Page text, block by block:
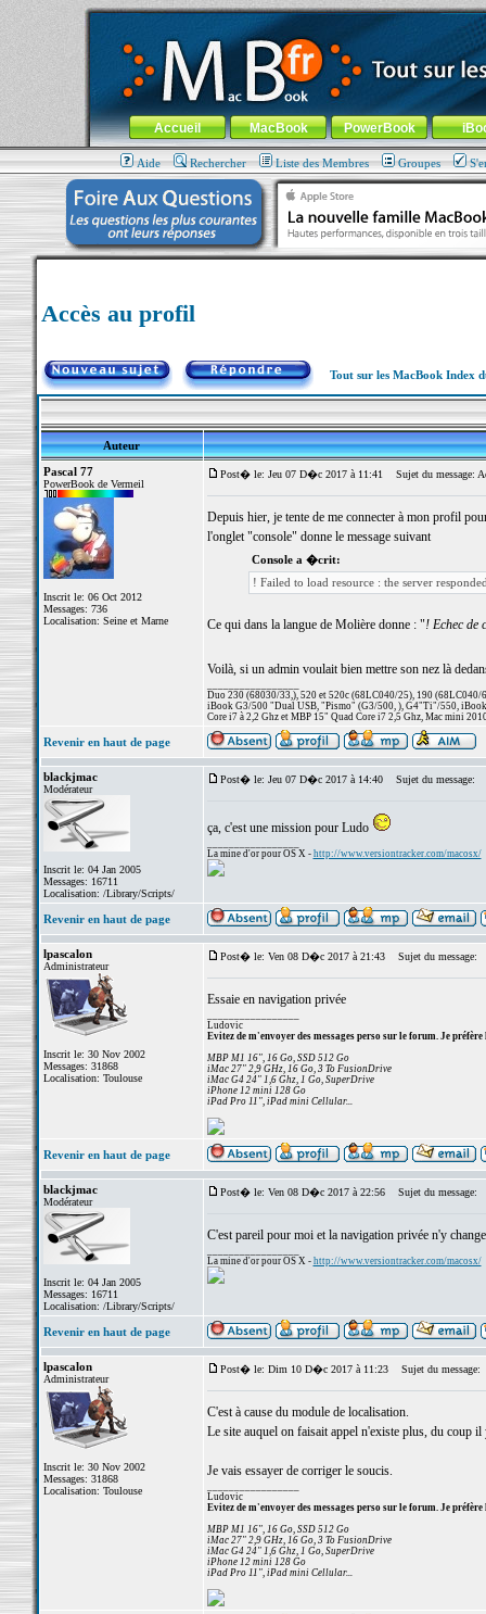
MacBook-fr.com : 100% Apple... 100% nomade !
Aller au contenu-Aller au menu général-Aller au menu de
Menu général
Accueil MacBook PowerBook
Aide Rechercher Liste des Membres Groupes
Accès au profil
Tout sur les MacBook Index
Auteur
Pascal 77
PowerBook de Vermeil
Inscrit le: 06 Oct 2012
Messages: 736
Localisation: Seine et Marne
Post� le: Jeu 07 D�c 2017 à 11:41 Sujet du message:
Depuis hier, je tente de me connecter à mon profil
l'onglet "console" donne le message suivant
Console a �crit:
! Failed to load resource : the server
Ce qui dans la langue de Molière donne : "! Echec de
Voilà, si un admin voulait bien mettre son nez là
Duo 230 (68030/33,), 520 et 520c (68LC040/25), 190 (68LC040/
iBook G3/500 "Dual USB, "Pismo" (G3/500, ), G4"Ti"/550,
Core i7 à 2,2 Ghz et MBP 15" Quad Core i7 2,5 Ghz, Mac mini
Revenir en haut de page
blackjmac
Modérateur
Inscrit le: 04 Jan 2005
Messages: 16711
Localisation: /Library/Scripts/
Post� le: Jeu 07 D�c 2017 à 14:40 Sujet du message:
ça, c'est une mission pour Ludo
La mine d'or pour OS X - http://www.versiontracker.com/macosx/
Revenir en haut de page
lpascalon
Administrateur
Inscrit le: 30 Nov 2002
Messages: 31868
Localisation: Toulouse
Post� le: Ven 08 D�c 2017 à 21:43 Sujet du message:
Essaie en navigation privée
Ludovic
Evitez de m'envoyer des messages perso sur le forum. Je préfère
MBP M1 16", 16 Go, SSD 512 Go
iMac 27" 2,9 GHz, 16 Go, 3 To FusionDrive
iMac G4 24" 1,6 Ghz, 1 Go, SuperDrive
iPhone 12 mini 128 Go
iPad Pro 11", iPad mini Cellular...
Revenir en haut de page
blackjmac
Modérateur
Inscrit le: 04 Jan 2005
Messages: 16711
Localisation: /Library/Scripts/
Post� le: Ven 08 D�c 2017 à 22:56 Sujet du message:
C'est pareil pour moi et la navigation privée n'y
La mine d'or pour OS X - http://www.versiontracker.com/macosx/
Revenir en haut de page
lpascalon
Administrateur
Inscrit le: 30 Nov 2002
Messages: 31868
Localisation: Toulouse
Post� le: Dim 10 D�c 2017 à 11:23 Sujet du message:
C'est à cause du module de localisation.
Le site auquel on faisait appel n'existe plus, du coup il
Je vais essayer de corriger le soucis.
Ludovic
Evitez de m'envoyer des messages perso sur le forum. Je préfère
MBP M1 16", 16 Go, SSD 512 Go
iMac 27" 2,9 GHz, 16 Go, 3 To FusionDrive
iMac G4 24" 1,6 Ghz, 1 Go, SuperDrive
iPhone 12 mini 128 Go
iPad Pro 11", iPad mini Cellular...